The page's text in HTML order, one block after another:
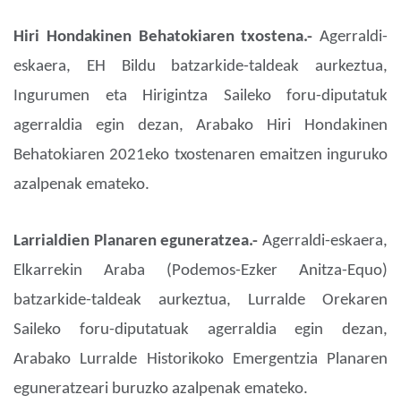
Hiri Hondakinen Behatokiaren txostena.- Agerraldi-
eskaera, EH Bildu batzarkide-taldeak aurkeztua,
Ingurumen eta Hirigintza Saileko foru-diputatuk
agerraldia egin dezan, Arabako Hiri Hondakinen
Behatokiaren 2021eko txostenaren emaitzen inguruko
azalpenak emateko.
Larrialdien Planaren eguneratzea.- Agerraldi-eskaera,
Elkarrekin Araba (Podemos-Ezker Anitza-Equo)
batzarkide-taldeak aurkeztua, Lurralde Orekaren
Saileko foru-diputatuak agerraldia egin dezan,
Arabako Lurralde Historikoko Emergentzia Planaren
eguneratzeari buruzko azalpenak emateko.